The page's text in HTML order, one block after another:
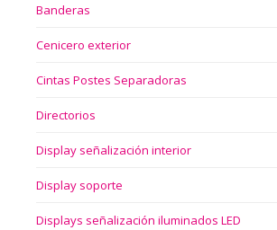
Banderas
Cenicero exterior
Cintas Postes Separadoras
Directorios
Display señalización interior
Display soporte
Displays señalización iluminados LED